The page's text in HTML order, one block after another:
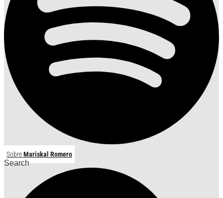
SobreMariskal Romero
Search